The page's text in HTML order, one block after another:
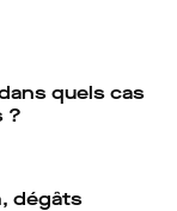
quels cas
?
dégâts